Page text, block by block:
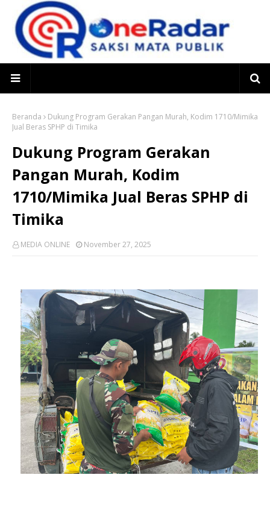
Beranda
Dukung Program Gerakan Pangan Murah, Kodim 1710/Mimika
Jual Beras SPHP di Timika
Dukung Program Gerakan
Pangan Murah, Kodim
1710/Mimika Jual Beras SPHP di
Timika
MEDIA ONLINE November 27, 2025